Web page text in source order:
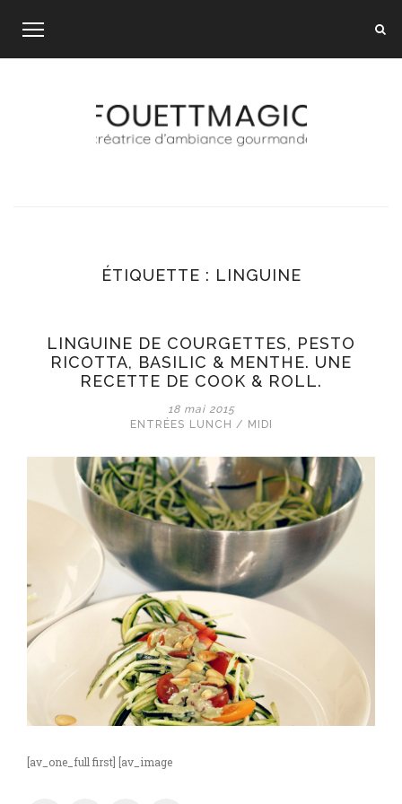
ÉTIQUETTE : LINGUINE
LINGUINE DE COURGETTES, PESTO
RICOTTA, BASILIC & MENTHE. UNE
RECETTE DE COOK & ROLL.
18 mai 2015
ENTRÉES LUNCH / MIDI
[av_one_full first] [av_image